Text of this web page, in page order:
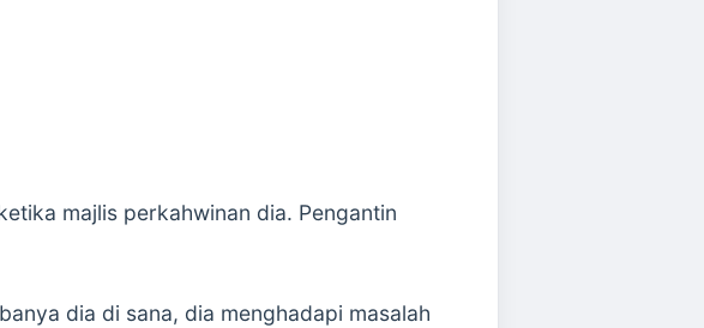
majlis perkahwinan dia. Pengantin
dia di sana, dia menghadapi masalah